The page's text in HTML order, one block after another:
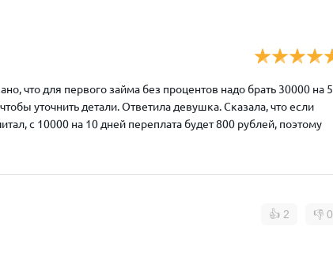
что для первого займа без процентов надо брать 30000 на 5
уточнить детали. Ответила девушка. Сказала, что если
с 10000 на 10 дней переплата будет 800 рублей, поэтому
👍 2 👎 0